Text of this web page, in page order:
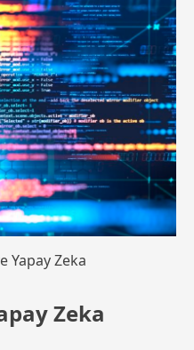
Yapay Zeka
Zeka